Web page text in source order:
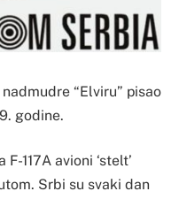
“Elviru” pisao
godine.
117A avioni ‘stelt’
Srbi su svaki dan